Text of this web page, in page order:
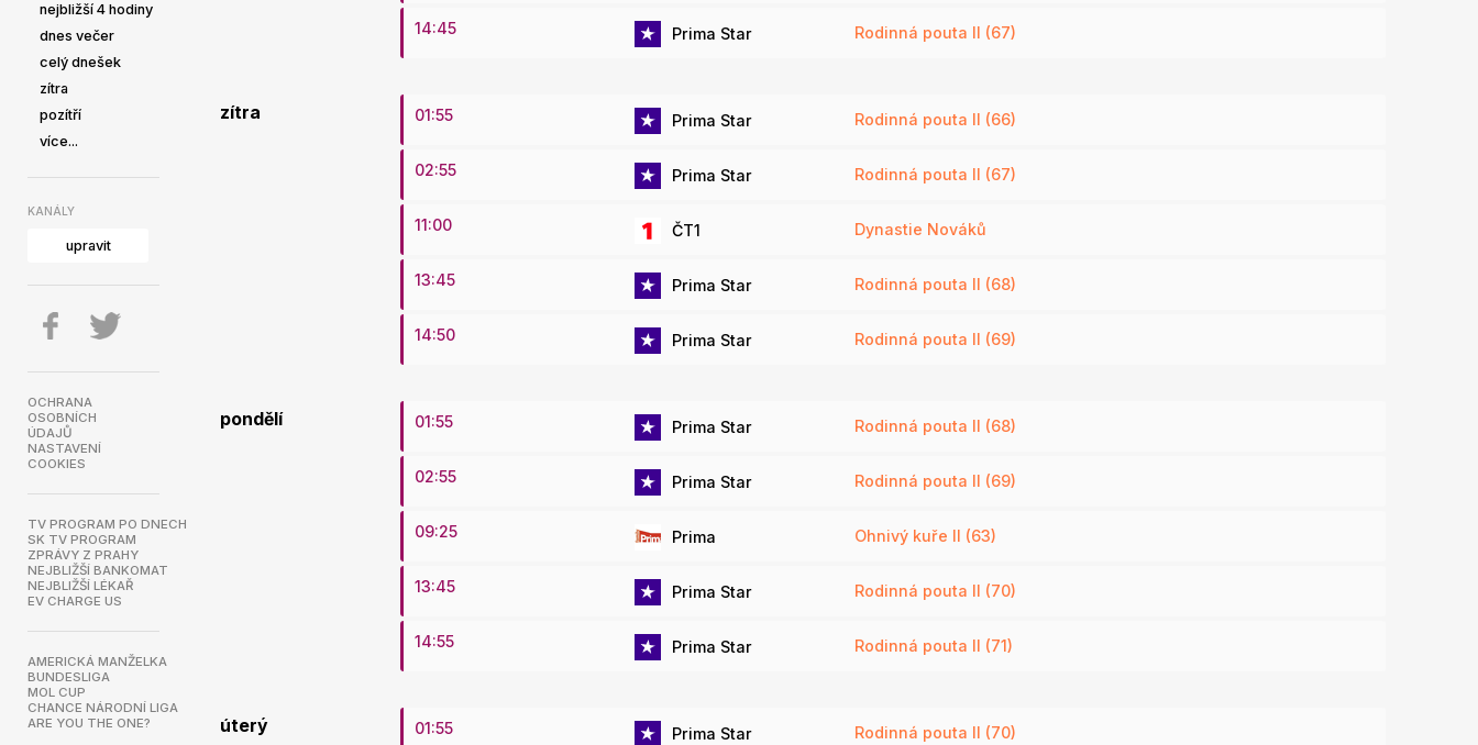
nejbližší 4 hodiny
dnes večer
celý dnešek
zítra
pozítří
více...
KANÁLY
upravit
OCHRANA
OSOBNÍCH
ÚDAJŮ
NASTAVENÍ
COOKIES
TV PROGRAM PO DNECH
SK TV PROGRAM
ZPRÁVY Z PRAHY
NEJBLIŽŠÍ BANKOMAT
NEJBLIŽŠÍ LÉKAŘ
EV CHARGE US
AMERICKÁ MANŽELKA
BUNDESLIGA
MOL CUP
CHANCE NÁRODNÍ LIGA
ARE YOU THE ONE?
14:45 Prima Star Rodinná pouta II (67)
zítra 01:55 Prima Star Rodinná pouta II (66)
02:55 Prima Star Rodinná pouta II (67)
11:00 ČT1 Dynastie Nováků
13:45 Prima Star Rodinná pouta II (68)
14:50 Prima Star Rodinná pouta II (69)
pondělí 01:55 Prima Star Rodinná pouta II (68)
02:55 Prima Star Rodinná pouta II (69)
09:25 Prima Ohnivý kuře II (63)
13:45 Prima Star Rodinná pouta II (70)
14:55 Prima Star Rodinná pouta II (71)
úterý 01:55 Prima Star Rodinná pouta II (70)